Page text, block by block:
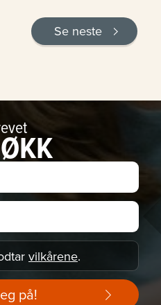
Se neste
vilkårene.
på!